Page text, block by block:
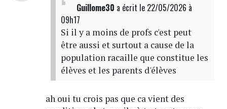
Guillome30 a écrit le 22/05/2026 à
09h17
Si il y a moins de profs c'est peut
être aussi et surtout a cause de la
population racaille que constitue les
élèves et les parents d'élèves
ah oui tu crois pas que ca vient des